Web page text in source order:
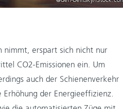
nimmt, erspart sich nicht nur
CO2-Emissionen ein. Um
auch der Schienenverkehr
der Energieeffizienz.